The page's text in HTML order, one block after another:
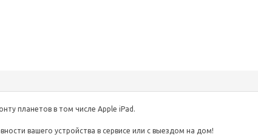
планетов в том числе Apple iPad.
вашего устройства в сервисе или с выездом на дом!